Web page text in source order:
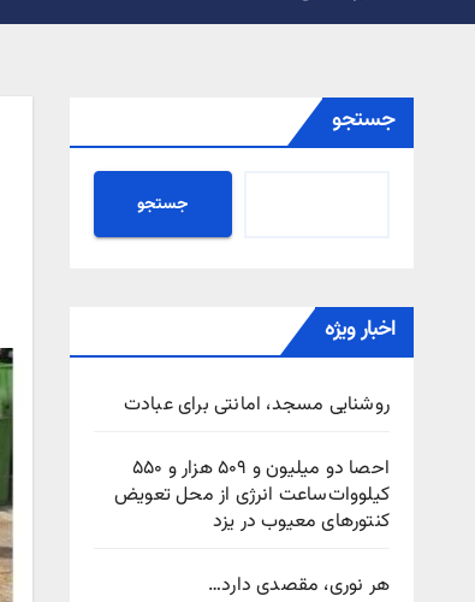
جستجو
جستجو
اخبار ویژه
روشنایی مسجد، امانتی برای عبادت
احصا دو میلیون و ۵۰۹ هزار و ۵۵۰
کیلووات‌ساعت انرژی از محل تعویض
کنتورهای معیوب در یزد
هر نوری، مقصدی دارد…